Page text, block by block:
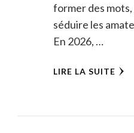
former des mots,
séduire les
En 2026, …
LIRE LA SUITE